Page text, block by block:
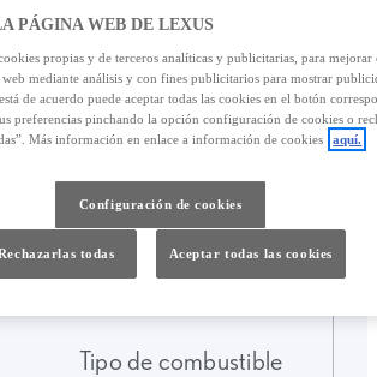
mesesEntrada: 5900,00 €
cuota: 7498,12 €
Kilometraje
43.626 Km.
Tipo de combustible
PÁGINA WEB DE LEXUS
propias y de terceros analíticas y publicitarias, para mejorar
mediante análisis y con fines publicitarios para mostrar
de acuerdo puede aceptar todas las cookies en el botón
preferencias pinchando la opción configuración de cookies o
Más información en enlace a información de cookies
aquí.
Configuración de cookies
todas Aceptar todas las cookies